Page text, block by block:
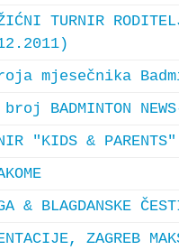
TURNIR
mjesečnika
BADMINTON
"KIDS &
& BLAGDANSKE
ZAGREB